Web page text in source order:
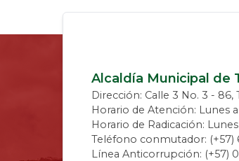
Alcaldía Municipal de
Dirección: Calle 3 No. 3 - 86,
Horario de Atención: Lunes
Horario de Radicación:
Teléfono conmutador: (+57)
Línea Anticorrupción: (+57)